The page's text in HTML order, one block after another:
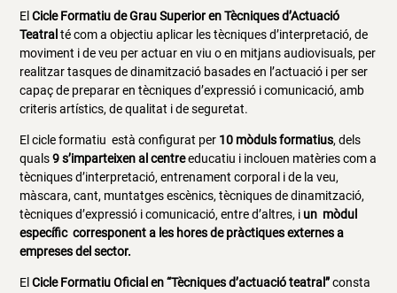
ElCicle Formatiu de Grau Superior en Tècniques d’Actuació
Teatral té com a objectiu aplicar les tècniques d’interpretació, de
moviment i de veu per actuar en viu o en mitjans audiovisuals, per
realitzar tasques de dinamització basades en l’actuació i per ser
capaç de preparar en tècniques d’expressió i comunicació, amb
criteris artístics, de qualitat i de seguretat.
El cicle formatiu està configurat per 10 mòduls formatius, dels
quals9 s’imparteixen al centreeducatiu i inclouen matèries com a
tècniques d’interpretació, entrenament corporal i de la veu,
màscara, cant, muntatges escènics, tècniques de dinamització,
tècniques d’expressió i comunicació, entre d’altres, i un mòdul
específic corresponent a les hores de pràctiques externes a
empreses del sector.
ElCicle Formatiu Oficial en “Tècniques d’actuació teatral”consta